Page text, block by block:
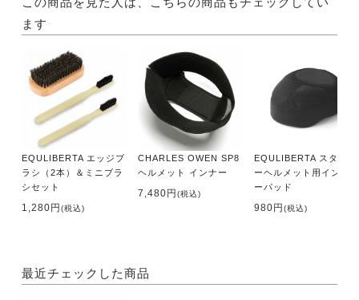
ます
EQULIBERTA エッジブ
ラシ（2本）＆ミニブラ
シセット
1,280円(税込)
CHARLES OWEN SP8
ヘルメット インナー
7,480円(税込)
EQULIBERTA スタータ
ーヘルメット用インナ
ーパッド
980円(税込)
最近チェックした商品